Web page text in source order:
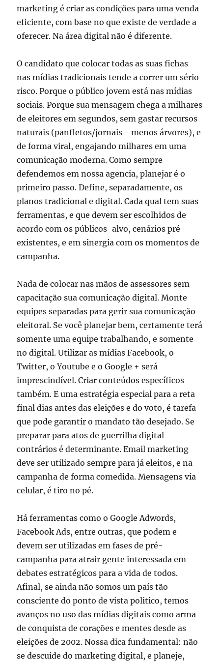
marketing é criar as condições para uma venda
eficiente, com base no que existe de verdade a
oferecer. Na área digital não é diferente.
O candidato que colocar todas as suas fichas
nas mídias tradicionais tende a correr um sério
risco. Porque o público jovem está nas mídias
sociais. Porque sua mensagem chega a milhares
de eleitores em segundos, sem gastar recursos
naturais (panfletos/jornais = menos árvores), e
de forma viral, engajando milhares em uma
comunicação moderna. Como sempre
defendemos em nossa agencia, planejar é o
primeiro passo. Define, separadamente, os
planos tradicional e digital. Cada qual tem suas
ferramentas, e que devem ser escolhidos de
acordo com os públicos-alvo, cenários pré-
existentes, e em sinergia com os momentos de
campanha.
Nada de colocar nas mãos de assessores sem
capacitação sua comunicação digital. Monte
equipes separadas para gerir sua comunicação
eleitoral. Se você planejar bem, certamente terá
somente uma equipe trabalhando, e somente
no digital. Utilizar as mídias Facebook, o
Twitter, o Youtube e o Google + será
imprescindível. Criar conteúdos específicos
também. E uma estratégia especial para a reta
final dias antes das eleições e do voto, é tarefa
que pode garantir o mandato tão desejado. Se
preparar para atos de guerrilha digital
contrários é determinante. Email marketing
deve ser utilizado sempre para já eleitos, e na
campanha de forma comedida. Mensagens via
celular, é tiro no pé.
Há ferramentas como o Google Adwords,
Facebook Ads, entre outras, que podem e
devem ser utilizadas em fases de pré-
campanha para atrair gente interessada em
debates estratégicos para a vida de todos.
Afinal, se ainda não somos um país tão
consciente do ponto de vista politico, temos
avanços no uso das mídias digitais como arma
de conquista de corações e mentes desde as
eleições de 2002. Nossa dica fundamental: não
se descuide do marketing digital, e planeje,